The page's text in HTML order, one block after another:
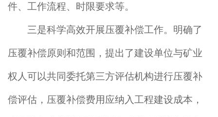
件、工作流程、时限要求等。
三是科学高效开展压覆补偿工作。明确了
压覆补偿原则和范围，提出了建设单位与矿业
权人可以共同委托第三方评估机构进行压覆补
偿评估，压覆补偿费用应纳入工程建设成本，